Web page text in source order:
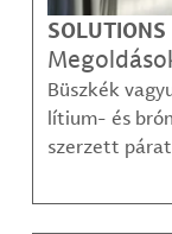
SOLUTIONS
Büszkék
lítium- és
szerzett